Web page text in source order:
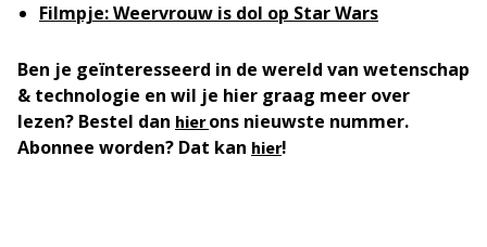
Filmpje: Weervrouw is dol op Star Wars
Ben je geïnteresseerd in de wereld van wetenschap
& technologie en wil je hier graag meer over
lezen? Bestel dan hierons nieuwste nummer.
Abonnee worden? Dat kan hier!